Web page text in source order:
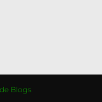
Blogs